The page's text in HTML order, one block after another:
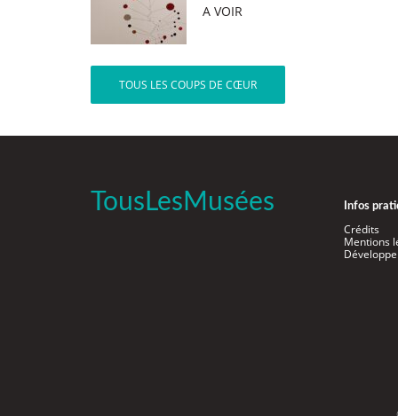
A VOIR
TOUS LES COUPS DE CŒUR
TousLesMusées Infos
Crédits
Mentions